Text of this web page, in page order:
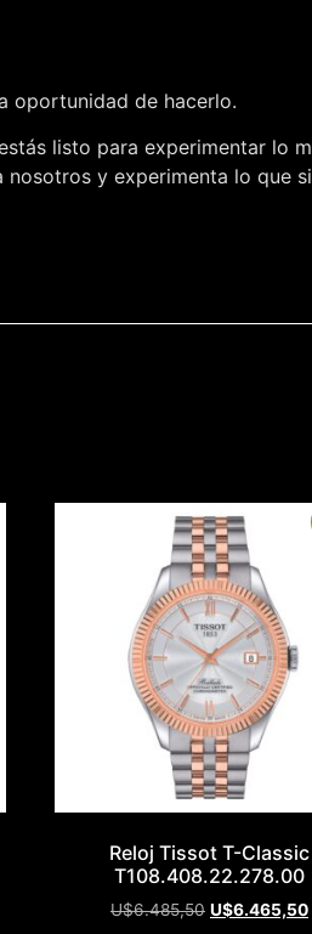
oportunidad de hacerlo.
listo para experimentar lo
y experimenta lo que
Reloj Tissot T-Classic
T108.408.22.278.00
U$6.485,50 U$6.465,50